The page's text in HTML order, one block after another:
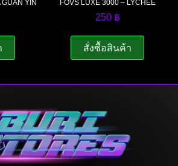
YIN FOVS LUXE 3000 – LYCHEE
250 ฿
สั่งซื้อสินค้า